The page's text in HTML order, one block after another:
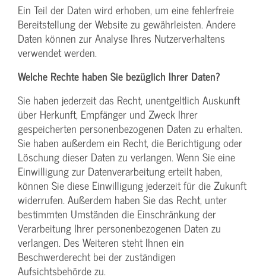
Ein Teil der Daten wird erhoben, um eine fehlerfreie
Bereitstellung der Website zu gewährleisten. Andere
Daten können zur Analyse Ihres Nutzerverhaltens
verwendet werden.
Welche Rechte haben Sie bezüglich Ihrer Daten?
Sie haben jederzeit das Recht, unentgeltlich Auskunft
über Herkunft, Empfänger und Zweck Ihrer
gespeicherten personenbezogenen Daten zu erhalten.
Sie haben außerdem ein Recht, die Berichtigung oder
Löschung dieser Daten zu verlangen. Wenn Sie eine
Einwilligung zur Datenverarbeitung erteilt haben,
können Sie diese Einwilligung jederzeit für die Zukunft
widerrufen. Außerdem haben Sie das Recht, unter
bestimmten Umständen die Einschränkung der
Verarbeitung Ihrer personenbezogenen Daten zu
verlangen. Des Weiteren steht Ihnen ein
Beschwerderecht bei der zuständigen
Aufsichtsbehörde zu.